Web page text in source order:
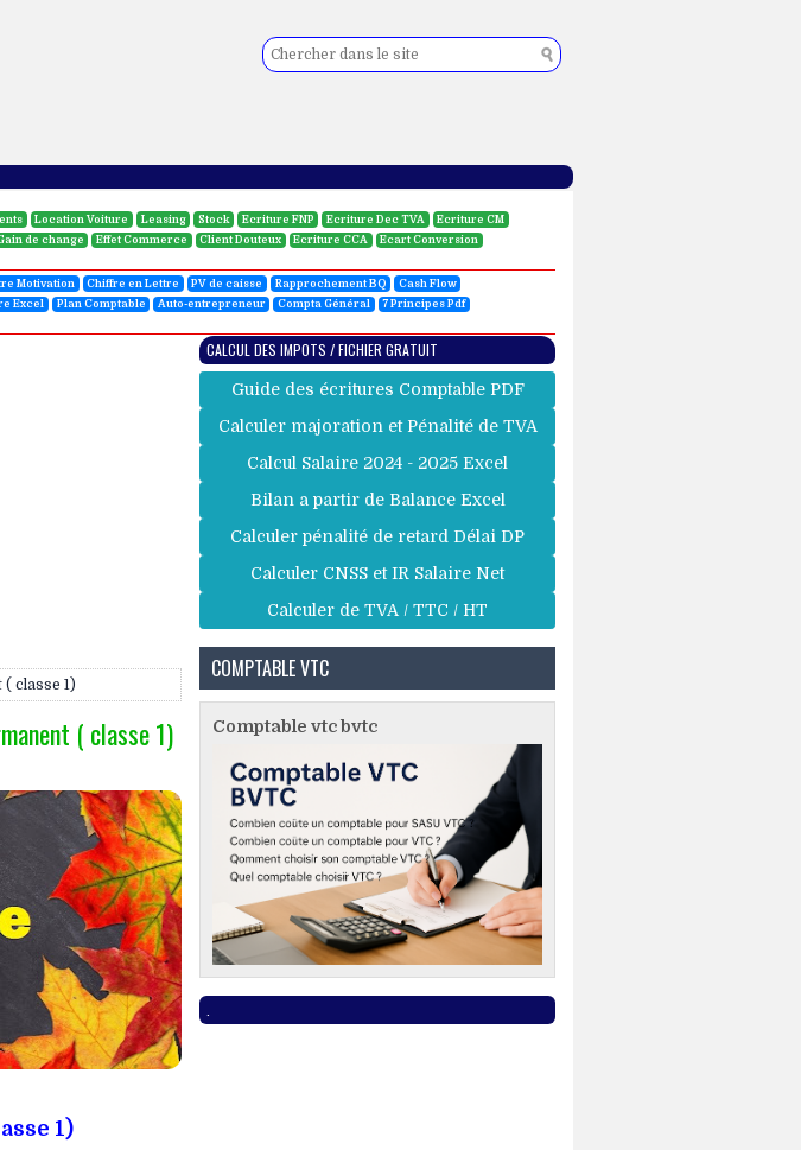
Location Voiture Leasing Stock Ecriture FNP Ecriture Dec TVA
Ecriture CM
de change Effet Commerce Client Douteux Ecriture CCA
Ecart Conversion
Motivation Chiffre en Lettre PV de caisse Rapprochement BQ
Cash Flow
Excel Plan Comptable Auto-entrepreneur Compta Général
7 Principes Pdf
classe 1)
( classe 1)
1)
CALCUL DES IMPOTS / FICHIER GRATUIT
Guide des écritures Comptable PDF
Calculer majoration et Pénalité de TVA
Calcul Salaire 2024 - 2025 Excel
Bilan a partir de Balance Excel
Calculer pénalité de retard Délai DP
Calculer CNSS et IR Salaire Net
Calculer de TVA / TTC / HT
COMPTABLE VTC
Comptable vtc bvtc